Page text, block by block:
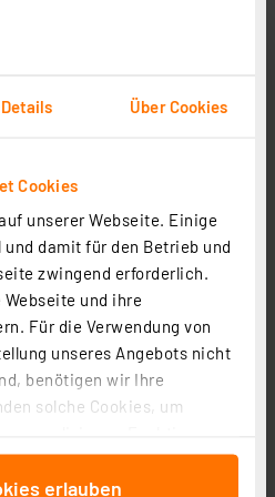
Details Über Cookies
Cookies
unserer Webseite. Einige
damit für den Betrieb und
zwingend erforderlich.
und ihre
Für die Verwendung von
unseres Angebots nicht
benötigen wir Ihre
solche Cookies, um
zu können und die Zugriffe
Außerdem geben
erlauben
Set mit Starter Set Mini
Türklingel, HmIP-SK25,
352,90 €